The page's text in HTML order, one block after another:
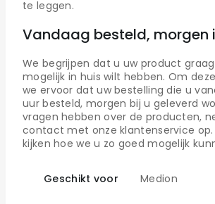
te leggen.
Vandaag besteld, morgen
We begrijpen dat u uw product
mogelijk in huis wilt hebben. Om
we ervoor dat uw bestelling die u
uur besteld, morgen bij u geleverd
vragen hebben over de producten,
contact met onze klantenservice op.
kijken hoe we u zo goed mogelijk
Geschikt voor Medion